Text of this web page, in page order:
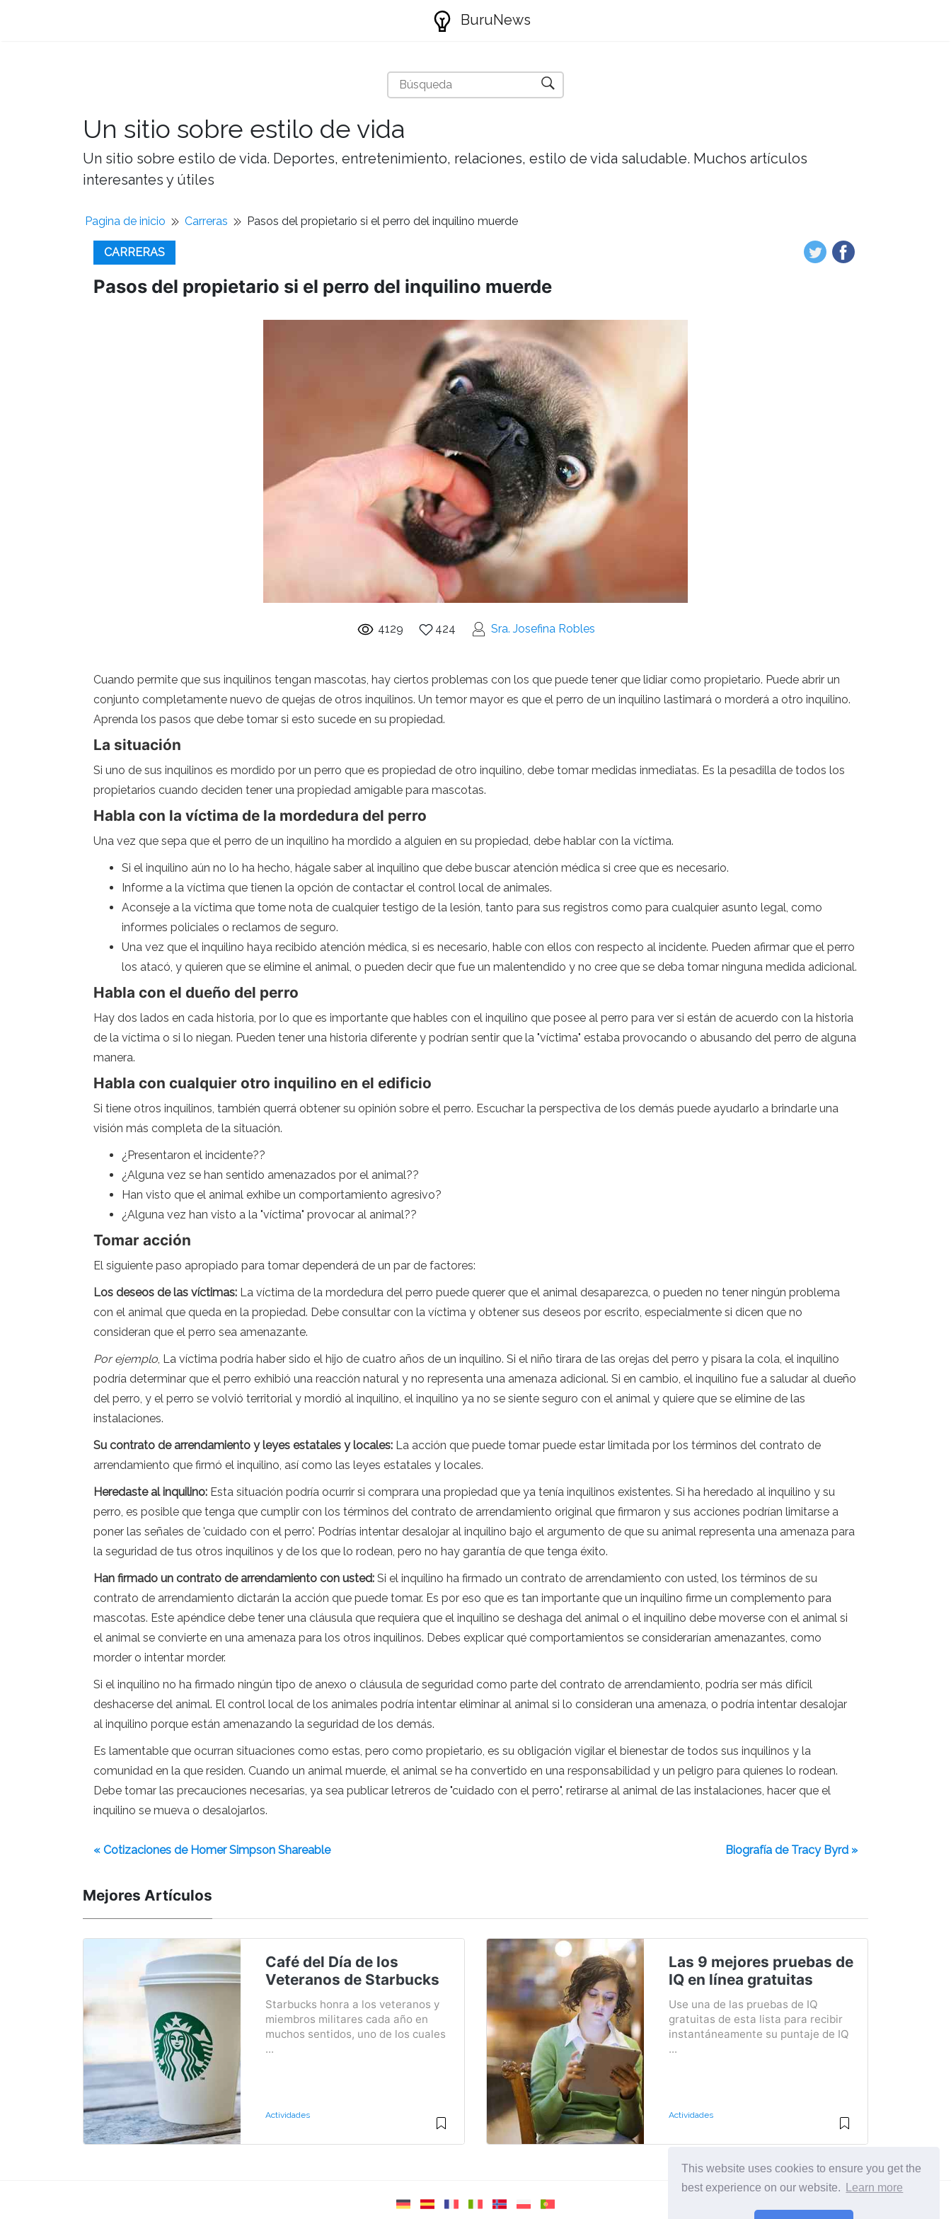
This website uses cookies to ensure you get the
best experience on our website.
Learn more
BuruNews
Un sitio sobre estilo de vida
Un sitio sobre estilo de vida. Deportes, entretenimiento, relaciones, estilo de vida saludable. Muchos artículos
interesantes y útiles
Pagina de inicio Carreras Pasos del propietario si el perro del inquilino muerde
CARRERAS
Pasos del propietario si el perro del inquilino muerde
4129 424 Sra. Josefina Robles
Cuando permite que sus inquilinos tengan mascotas, hay ciertos problemas con los que puede tener que lidiar como propietario. Puede abrir un
conjunto completamente nuevo de quejas de otros inquilinos. Un temor mayor es que el perro de un inquilino lastimará o morderá a otro inquilino.
Aprenda los pasos que debe tomar si esto sucede en su propiedad.
La situación
Si uno de sus inquilinos es mordido por un perro que es propiedad de otro inquilino, debe tomar medidas inmediatas. Es la pesadilla de todos los
propietarios cuando deciden tener una propiedad amigable para mascotas.
Habla con la víctima de la mordedura del perro
Una vez que sepa que el perro de un inquilino ha mordido a alguien en su propiedad, debe hablar con la víctima.
Si el inquilino aún no lo ha hecho, hágale saber al inquilino que debe buscar atención médica si cree que es necesario.
Informe a la víctima que tienen la opción de contactar el control local de animales.
Aconseje a la víctima que tome nota de cualquier testigo de la lesión, tanto para sus registros como para cualquier asunto legal, como
informes policiales o reclamos de seguro.
Una vez que el inquilino haya recibido atención médica, si es necesario, hable con ellos con respecto al incidente. Pueden afirmar que el perro
los atacó, y quieren que se elimine el animal, o pueden decir que fue un malentendido y no cree que se deba tomar ninguna medida adicional.
Habla con el dueño del perro
Hay dos lados en cada historia, por lo que es importante que hables con el inquilino que posee al perro para ver si están de acuerdo con la historia
de la víctima o si lo niegan. Pueden tener una historia diferente y podrían sentir que la "víctima" estaba provocando o abusando del perro de alguna
manera.
Habla con cualquier otro inquilino en el edificio
Si tiene otros inquilinos, también querrá obtener su opinión sobre el perro. Escuchar la perspectiva de los demás puede ayudarlo a brindarle una
visión más completa de la situación.
¿Presentaron el incidente??
¿Alguna vez se han sentido amenazados por el animal??
Han visto que el animal exhibe un comportamiento agresivo?
¿Alguna vez han visto a la "víctima" provocar al animal??
Tomar acción
El siguiente paso apropiado para tomar dependerá de un par de factores:
Los deseos de las víctimas: La víctima de la mordedura del perro puede querer que el animal desaparezca, o pueden no tener ningún problema
con el animal que queda en la propiedad. Debe consultar con la víctima y obtener sus deseos por escrito, especialmente si dicen que no
consideran que el perro sea amenazante.
Por ejemplo, La víctima podría haber sido el hijo de cuatro años de un inquilino. Si el niño tirara de las orejas del perro y pisara la cola, el inquilino
podría determinar que el perro exhibió una reacción natural y no representa una amenaza adicional. Si en cambio, el inquilino fue a saludar al dueño
del perro, y el perro se volvió territorial y mordió al inquilino, el inquilino ya no se siente seguro con el animal y quiere que se elimine de las
instalaciones.
Su contrato de arrendamiento y leyes estatales y locales: La acción que puede tomar puede estar limitada por los términos del contrato de
arrendamiento que firmó el inquilino, así como las leyes estatales y locales.
Heredaste al inquilino: Esta situación podría ocurrir si comprara una propiedad que ya tenía inquilinos existentes. Si ha heredado al inquilino y su
perro, es posible que tenga que cumplir con los términos del contrato de arrendamiento original que firmaron y sus acciones podrían limitarse a
poner las señales de 'cuidado con el perro'. Podrías intentar desalojar al inquilino bajo el argumento de que su animal representa una amenaza para
la seguridad de tus otros inquilinos y de los que lo rodean, pero no hay garantía de que tenga éxito.
Han firmado un contrato de arrendamiento con usted: Si el inquilino ha firmado un contrato de arrendamiento con usted, los términos de su
contrato de arrendamiento dictarán la acción que puede tomar. Es por eso que es tan importante que un inquilino firme un complemento para
mascotas. Este apéndice debe tener una cláusula que requiera que el inquilino se deshaga del animal o el inquilino debe moverse con el animal si
el animal se convierte en una amenaza para los otros inquilinos. Debes explicar qué comportamientos se considerarían amenazantes, como
morder o intentar morder.
Si el inquilino no ha firmado ningún tipo de anexo o cláusula de seguridad como parte del contrato de arrendamiento, podría ser más difícil
deshacerse del animal. El control local de los animales podría intentar eliminar al animal si lo consideran una amenaza, o podría intentar desalojar
al inquilino porque están amenazando la seguridad de los demás.
Es lamentable que ocurran situaciones como estas, pero como propietario, es su obligación vigilar el bienestar de todos sus inquilinos y la
comunidad en la que residen. Cuando un animal muerde, el animal se ha convertido en una responsabilidad y un peligro para quienes lo rodean.
Debe tomar las precauciones necesarias, ya sea publicar letreros de "cuidado con el perro", retirarse al animal de las instalaciones, hacer que el
inquilino se mueva o desalojarlos.
« Cotizaciones de Homer Simpson Shareable Biografía de Tracy Byrd »
Mejores Artículos
Café del Día de los
Veteranos de Starbucks
Starbucks honra a los veteranos y
miembros militares cada año en
muchos sentidos, uno de los cuales
...
Actividades
Las 9 mejores pruebas de
IQ en línea gratuitas
Use una de las pruebas de IQ
gratuitas de esta lista para recibir
instantáneamente su puntaje de IQ
...
Actividades